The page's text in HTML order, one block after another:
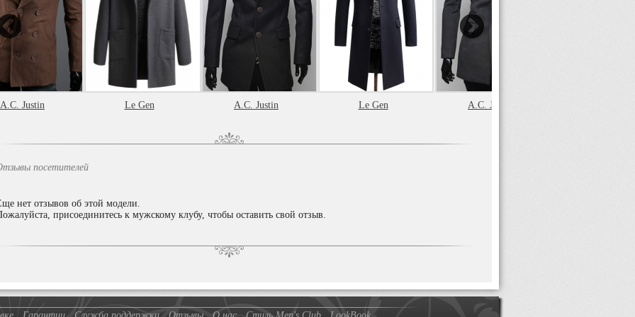
A.C. Justin Le Gen A.C. Justin Le Gen A.C. Justin
посетителей
нет отзывов об этой модели.
присоединитесь к мужскому клубу, чтобы оставить свой отзыв.